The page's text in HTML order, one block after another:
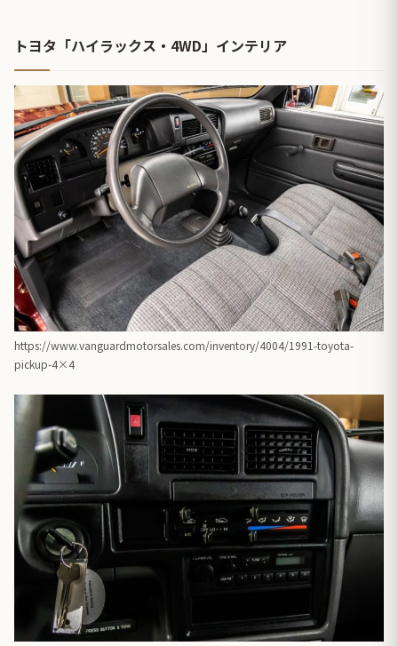
トヨタ「ハイラックス・4WD」インテリア
https://www.vanguardmotorsales.com/inventory/4004/1991-toyota-
pickup-4×4